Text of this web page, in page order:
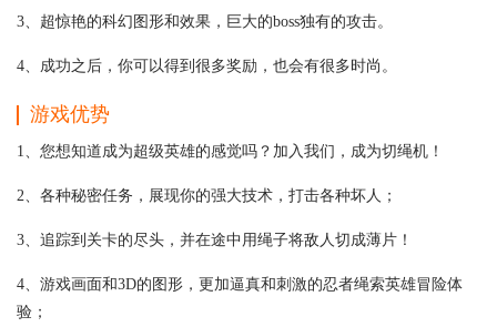
3、超惊艳的科幻图形和效果，巨大的boss独有的攻击。
4、成功之后，你可以得到很多奖励，也会有很多时尚。
游戏优势
1、您想知道成为超级英雄的感觉吗？加入我们，成为切绳机！
2、各种秘密任务，展现你的强大技术，打击各种坏人；
3、追踪到关卡的尽头，并在途中用绳子将敌人切成薄片！
4、游戏画面和3D的图形，更加逼真和刺激的忍者绳索英雄冒险体
验；